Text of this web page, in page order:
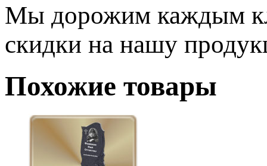
Мы дорожим каждым
скидки на нашу
Похожие товары